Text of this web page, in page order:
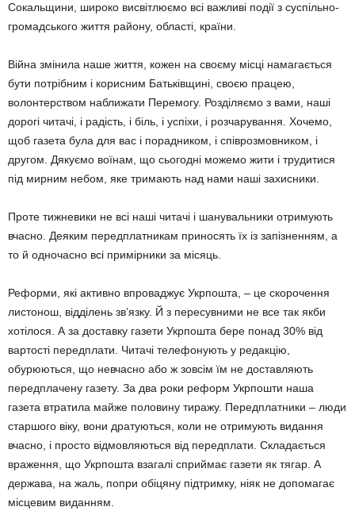
Сокальщини, широко висвітлюємо всі важ­ливі події з суспільно-
громадсько­го життя району, області, країни.
Війна змінила наше життя, кожен на своєму місці намагається
бути по­трібним і корисним Батьківщині, своєю працею,
волонтерством наближати Пе­ремогу. Розді­ляємо з вами, наші
дорогі чи­тачі, і радість, і біль, і успі­хи, і розчару­вання. Хоче­мо,
щоб газета була для вас і порадником, і співрозмовни­ком, і
другом. Дякуємо воїнам, що сьогодні можемо жи­ти і трудитися
під мирним не­бом, яке три­мають над на­ми наші захис­ники.
Проте тижневики не всі на­ші читачі і шанувальники отримують
вчасно. Деяким перед­платникам приносять їх із запізненням, а
то й одночасно всі примірники за місяць.
Реформи, які активно впроваджує Укрпошта, – це скорочення
листонош, відділень зв’язку. Й з пересувними не все так якби
хотілося. А за доставку газе­ти Укрпошта бере понад 30% від
вар­тості передплати. Читачі телефону­ють у редакцію,
обурюються, що не­вчасно або ж зовсім їм не доставля­ють
передплачену газету. За два роки реформ Укрпошти наша
газета втра­тила майже половину тиражу. Перед­платники – люди
старшого віку, вони дратуються, коли не отримують ви­дання
вчасно, і просто відмовляються від передплати. Складається
враження, що Укрпо­шта взагалі сприймає газети як тя­гар. А
держава, на жаль, попри обіця­ну підтримку, ніяк не допомагає
міс­цевим виданням.